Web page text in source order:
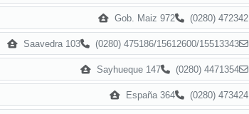
Gob. Maiz 972 (0280) 472342
Saavedra 103 (0280) 475186/15612600/15513343
Sayhueque 147 (0280) 4471354
España 364 (0280) 473424